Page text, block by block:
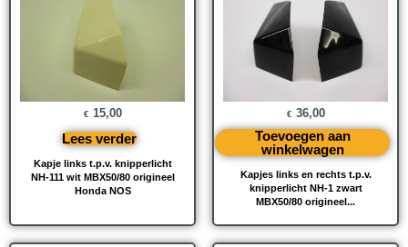
Kapje links t.p.v. knipperlicht
NH-111 wit MBX50/80 origineel
Honda NOS
€ 15,00
Lees verder
Kapjes links en rechts t.p.v.
knipperlicht NH-1 zwart
MBX50/80 origineel...
€ 36,00
Toevoegen aan
winkelwagen